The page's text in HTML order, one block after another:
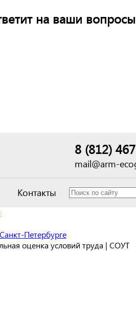
на ваши вопросы
8 (812)
mail@arm-
Контакты
Петербурге
оценка условий труда | СОУТ